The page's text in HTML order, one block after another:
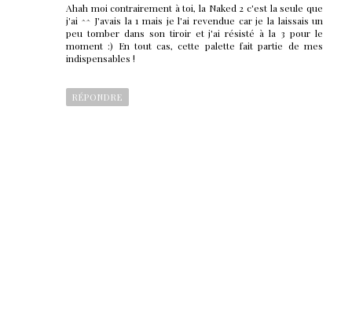
Ahah moi contrairement à toi, la Naked 2 c'est la seule que
j'ai ^^ J'avais la 1 mais je l'ai revendue car je la laissais un
peu tomber dans son tiroir et j'ai résisté à la 3 pour le
moment :) En tout cas, cette palette fait partie de mes
indispensables !
RÉPONDRE